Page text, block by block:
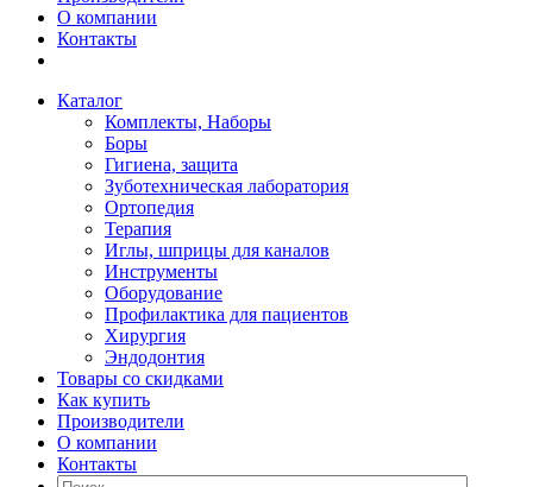
О компании
Контакты
Каталог
Комплекты, Наборы
Боры
Гигиена, защита
Зуботехническая лаборатория
Ортопедия
Терапия
Иглы, шприцы для каналов
Инструменты
Оборудование
Профилактика для пациентов
Хирургия
Эндодонтия
Товары со скидками
Как купить
Производители
О компании
Контакты